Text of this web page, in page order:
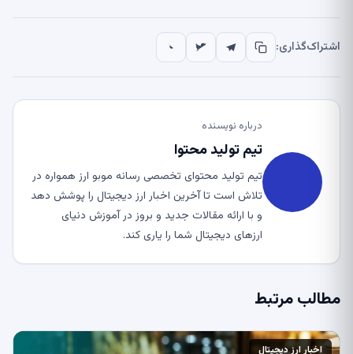
اشتراک‌گذاری:
درباره نویسنده
تیم تولید محتوا
تیم تولید محتوای تخصصی رسانه موبو ارز همواره در
تلاش است تا آخرین اخبار ارز دیجیتال را پوشش دهد
و با ارائه مقالات جدید و بروز در آموزش دنیای
ارزهای دیجیتال شما را یاری کند.
مطالب مرتبط
اخبار ارز دیجیتال